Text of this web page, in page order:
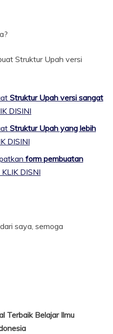
Struktur Upah versi
Struktur Upah versi sangat
DISINI
Struktur Upah yang lebih
DISINI
form pembuatan
DISNI
saya, semoga
Terbaik Belajar Ilmu